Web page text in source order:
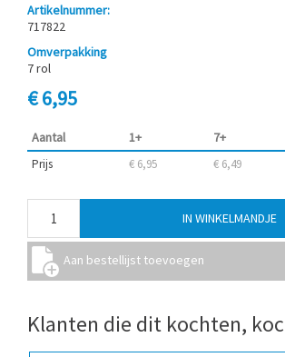
Artikelnummer:
717822
Omverpakking
7 rol
€ 6,95
Aantal 1+ 7+
Prijs € 6,95 € 6,49
Klanten die dit kochten,